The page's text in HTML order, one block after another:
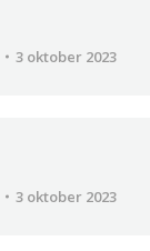
3 oktober 2023
3 oktober 2023